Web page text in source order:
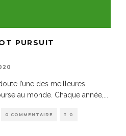
PURSUIT
l’une des meilleures
au monde. Chaque année,
0 COMMENTAIRE 0